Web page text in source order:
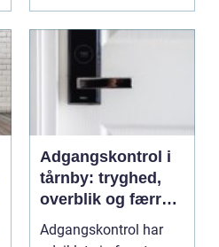
Adgangskontrol i
tårnby: tryghed,
overblik og færre
nøgler
Adgangskontrol har